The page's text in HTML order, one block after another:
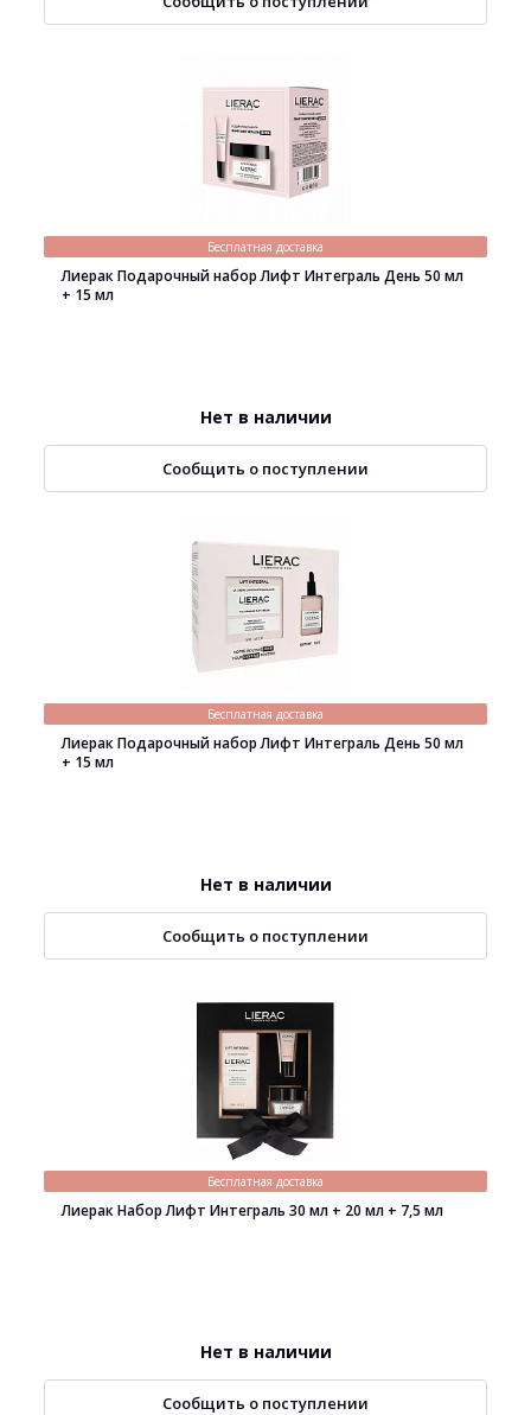
Бесплатная доставка
Лиерак Подарочный набор Лифт Интеграль День 50 мл
+ 15 мл
Нет в наличии
Сообщить о поступлении
Бесплатная доставка
Лиерак Подарочный набор Лифт Интеграль День 50 мл
+ 15 мл
Нет в наличии
Сообщить о поступлении
Бесплатная доставка
Лиерак Набор Лифт Интеграль 30 мл + 20 мл + 7,5 мл
Нет в наличии
Сообщить о поступлении